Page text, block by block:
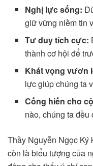
Nghị lực sống:
giữ vững niềm tin
Tư duy tích cực:
thành cơ hội để
Khát vọng vươn
lực giúp chúng ta
Cống hiến cho
nào, chúng ta đều
Thầy Nguyễn Ngọc Ký
còn là biểu tượng của